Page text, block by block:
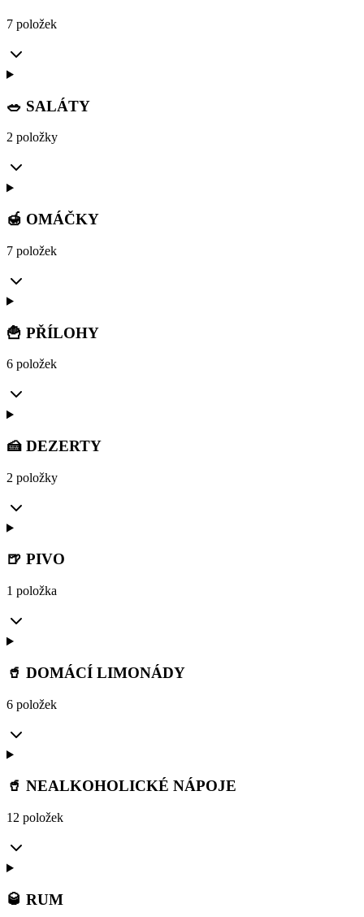
7 položek
🥗 SALÁTY
2 položky
🍯 OMÁČKY
7 položek
🍟 PŘÍLOHY
6 položek
🍰 DEZERTY
2 položky
🍺 PIVO
1 položka
🥤 DOMÁCÍ LIMONÁDY
6 položek
🥤 NEALKOHOLICKÉ NÁPOJE
12 položek
🥃 RUM